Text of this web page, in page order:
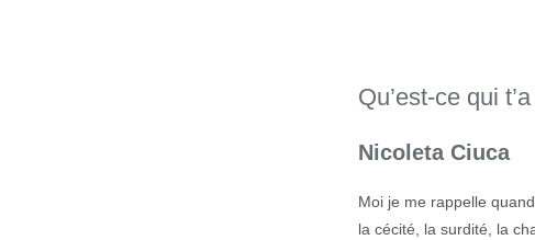
Qu’est-ce qui
Nicoleta Ciuca
Moi je me rappelle
la cécité, la surdité, la